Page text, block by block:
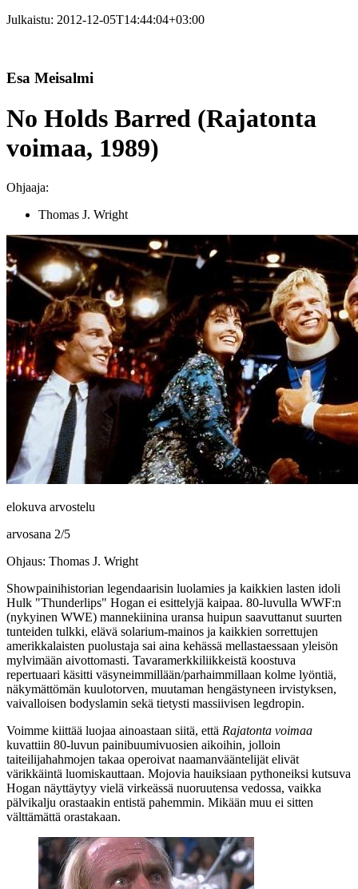
Julkaistu: 2012-12-05T14:44:04+03:00
Esa Meisalmi
No Holds Barred (Rajatonta
voimaa, 1989)
Ohjaaja:
Thomas J. Wright
elokuva arvostelu
arvosana 2/5
Ohjaus: Thomas J. Wright
Showpainihistorian legendaarisin luolamies ja kaikkien lasten idoli
Hulk "Thunderlips" Hogan ei esittelyjä kaipaa. 80‑luvulla WWF:n
(nykyinen WWE) mannekiinina uransa huipun saavuttanut suurten
tunteiden tulkki, elävä solarium-mainos ja kaikkien sorrettujen
amerikkalaisten puolustaja sai aina kehässä mellastaessaan yleisön
mylvimään aivottomasti. Tavaramerkkiliikkeistä koostuva
repertuaari käsitti väsyneimmillään/parhaimmillaan kolme lyöntiä,
näkymättömän kuulotorven, muutaman hengästyneen irvistyksen,
vaivalloisen bodyslamin sekä tietysti massiivisen legdropin.
Voimme kiittää luojaa ainoastaan siitä, että Rajatonta voimaa
kuvattiin 80‑luvun painibuumivuosien aikoihin, jolloin
taiteilijahahmojen takaa operoivat naamanvääntelijät elivät
värikkäintä luomiskauttaan. Mojovia hauiksiaan pythoneiksi kutsuva
Hogan näyttäytyy vielä virkeässä nuoruutensa vedossa, vaikka
pälvikalju orastaakin entistä pahemmin. Mikään muu ei sitten
välttämättä orastakaan.